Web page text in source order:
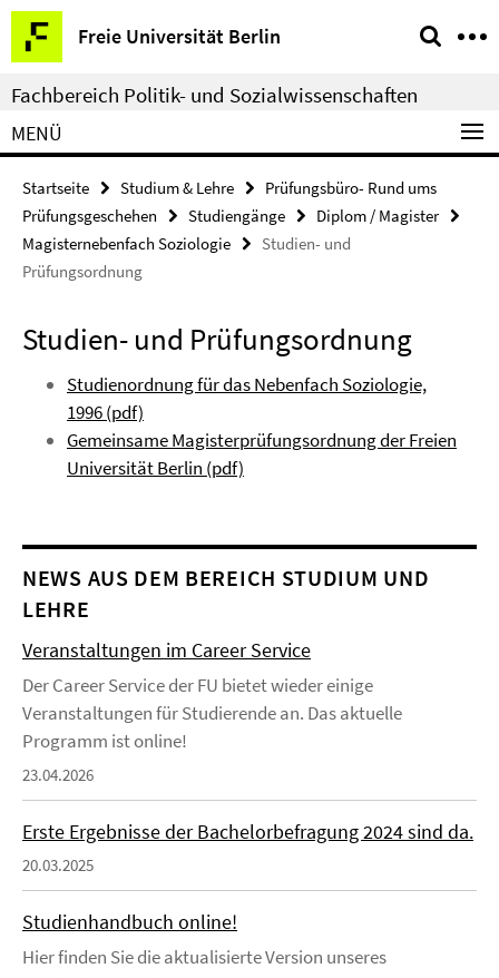
Springe
direkt
zu
Inhalt
Freie Universität Berlin
Service-
Navigation
Fachbereich Politik- und Sozialwissenschaften
MENÜ
Startseite Studium & Lehre
Prüfungsbüro- Rund ums
Prüfungsgeschehen
Studiengänge
Diplom / Magister
Magisternebenfach Soziologie
Studien- und
Prüfungsordnung
Studien- und Prüfungsordnung
Studienordnung für das Nebenfach Soziologie,
1996 (pdf)
Gemeinsame Magisterprüfungsordnung der Freien
Universität Berlin (pdf)
NEWS AUS DEM BEREICH STUDIUM UND
LEHRE
Veranstaltungen im Career Service
Der Career Service der FU bietet wieder einige
Veranstaltungen für Studierende an. Das aktuelle
Programm ist online!
23.04.2026
Erste Ergebnisse der Bachelorbefragung 2024 sind da.
20.03.2025
Studienhandbuch online!
Hier finden Sie die aktualisierte Version unseres